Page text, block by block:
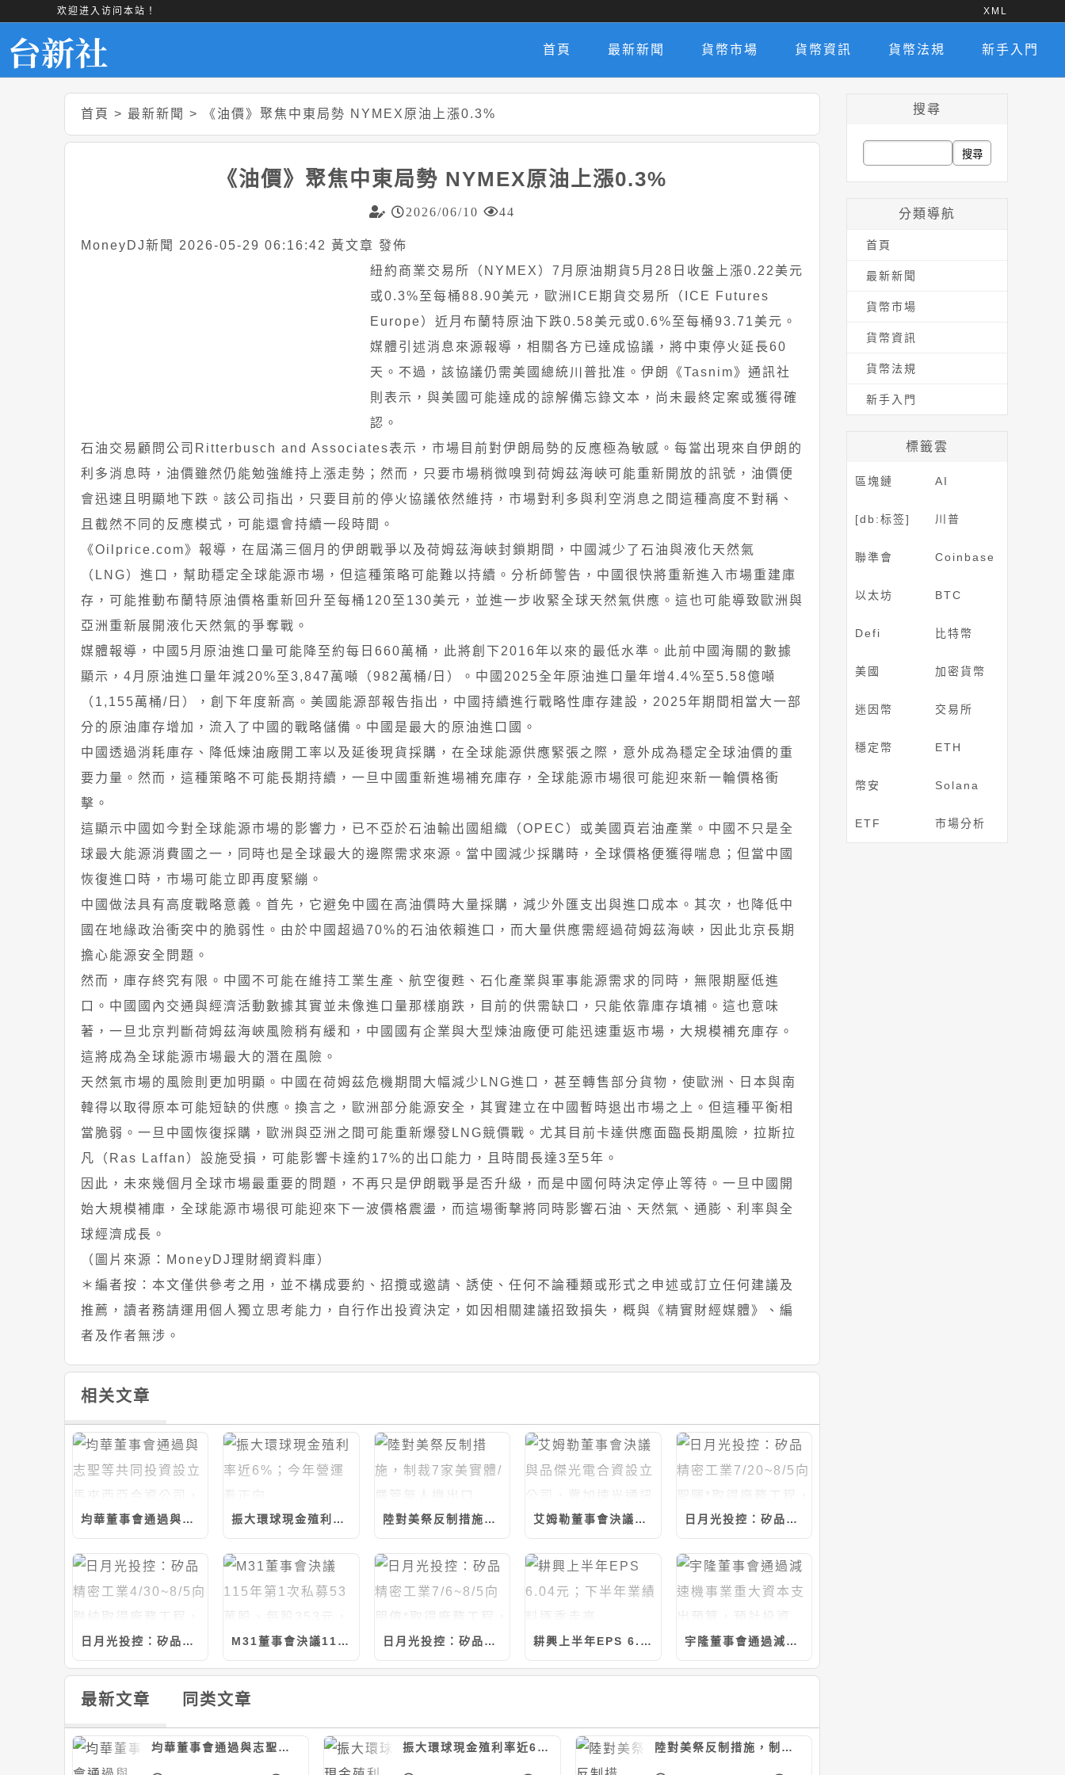
欢迎进入访问本站！ XML
首頁 最新新聞 貨幣市場 貨幣資訊 貨幣法規 新手入門
首頁 > 最新新聞 > 《油價》聚焦中東局勢 NYMEX原油上漲0.3%
《油價》聚焦中東局勢 NYMEX原油上漲0.3%
2026/06/10 44
MoneyDJ新聞 2026-05-29 06:16:42 黃文章 發佈
紐約商業交易所（NYMEX）7月原油期貨5月28日收盤上漲0.22美元
或0.3%至每桶88.90美元，歐洲ICE期貨交易所（ICE Futures
Europe）近月布蘭特原油下跌0.58美元或0.6%至每桶93.71美元。
媒體引述消息來源報導，相關各方已達成協議，將中東停火延長60
天。不過，該協議仍需美國總統川普批准。伊朗《Tasnim》通訊社
則表示，與美國可能達成的諒解備忘錄文本，尚未最終定案或獲得確
認。
石油交易顧問公司Ritterbusch and Associates表示，市場目前對伊朗局勢的反應極為敏感。每當出現來自伊朗的
利多消息時，油價雖然仍能勉強維持上漲走勢；然而，只要市場稍微嗅到荷姆茲海峽可能重新開放的訊號，油價便
會迅速且明顯地下跌。該公司指出，只要目前的停火協議依然維持，市場對利多與利空消息之間這種高度不對稱、
且截然不同的反應模式，可能還會持續一段時間。
《Oilprice.com》報導，在屆滿三個月的伊朗戰爭以及荷姆茲海峽封鎖期間，中國減少了石油與液化天然氣
（LNG）進口，幫助穩定全球能源市場，但這種策略可能難以持續。分析師警告，中國很快將重新進入市場重建庫
存，可能推動布蘭特原油價格重新回升至每桶120至130美元，並進一步收緊全球天然氣供應。這也可能導致歐洲與
亞洲重新展開液化天然氣的爭奪戰。
媒體報導，中國5月原油進口量可能降至約每日660萬桶，此將創下2016年以來的最低水準。此前中國海關的數據
顯示，4月原油進口量年減20%至3,847萬噸（982萬桶/日）。中國2025全年原油進口量年增4.4%至5.58億噸
（1,155萬桶/日），創下年度新高。美國能源部報告指出，中國持續進行戰略性庫存建設，2025年期間相當大一部
分的原油庫存增加，流入了中國的戰略儲備。中國是最大的原油進口國。
中國透過消耗庫存、降低煉油廠開工率以及延後現貨採購，在全球能源供應緊張之際，意外成為穩定全球油價的重
要力量。然而，這種策略不可能長期持續，一旦中國重新進場補充庫存，全球能源市場很可能迎來新一輪價格衝
擊。
這顯示中國如今對全球能源市場的影響力，已不亞於石油輸出國組織（OPEC）或美國頁岩油產業。中國不只是全
球最大能源消費國之一，同時也是全球最大的邊際需求來源。當中國減少採購時，全球價格便獲得喘息；但當中國
恢復進口時，市場可能立即再度緊繃。
中國做法具有高度戰略意義。首先，它避免中國在高油價時大量採購，減少外匯支出與進口成本。其次，也降低中
國在地緣政治衝突中的脆弱性。由於中國超過70%的石油依賴進口，而大量供應需經過荷姆茲海峽，因此北京長期
擔心能源安全問題。
然而，庫存終究有限。中國不可能在維持工業生產、航空復甦、石化產業與軍事能源需求的同時，無限期壓低進
口。中國國內交通與經濟活動數據其實並未像進口量那樣崩跌，目前的供需缺口，只能依靠庫存填補。這也意味
著，一旦北京判斷荷姆茲海峽風險稍有緩和，中國國有企業與大型煉油廠便可能迅速重返市場，大規模補充庫存。
這將成為全球能源市場最大的潛在風險。
天然氣市場的風險則更加明顯。中國在荷姆茲危機期間大幅減少LNG進口，甚至轉售部分貨物，使歐洲、日本與南
韓得以取得原本可能短缺的供應。換言之，歐洲部分能源安全，其實建立在中國暫時退出市場之上。但這種平衡相
當脆弱。一旦中國恢復採購，歐洲與亞洲之間可能重新爆發LNG競價戰。尤其目前卡達供應面臨長期風險，拉斯拉
凡（Ras Laffan）設施受損，可能影響卡達約17%的出口能力，且時間長達3至5年。
因此，未來幾個月全球市場最重要的問題，不再只是伊朗戰爭是否升級，而是中國何時決定停止等待。一旦中國開
始大規模補庫，全球能源市場很可能迎來下一波價格震盪，而這場衝擊將同時影響石油、天然氣、通膨、利率與全
球經濟成長。
（圖片來源：MoneyDJ理財網資料庫）
＊編者按：本文僅供參考之用，並不構成要約、招攬或邀請、誘使、任何不論種類或形式之申述或訂立任何建議及
推薦，讀者務請運用個人獨立思考能力，自行作出投資決定，如因相關建議招致損失，概與《精實財經媒體》、編
者及作者無涉。
相关文章
均華董事會通過與志聖等共同投資設立馬來西亞合資公司，計280萬美元/持股20% 振大環球現金殖利率近6%；今年營運看正向 陸對美祭反制措施，制裁7家美實體/嚴管無人機出口 艾姆勒董事會決議與品傑光電合資設立公司，冀加速光通訊產品發展 日月光投控：矽品精密工業7/20~8/5向聖暉*取得廠務工程，計約20.46億元
日月光投控：矽品精密工業4/30~8/5向聯純取得廠務工程，計約9.37億元 M31董事會決議115年第1次私募53萬股、每股353元，應募人信驊 日月光投控：矽品精密工業7/6~8/5向朋億*取得廠務工程，計約7.14億元 耕興上半年EPS 6.04元；下半年業績料逐季走高 宇隆董事會通過減速機事業重大資本支出預算，預計投資5.21億元
最新文章 同类文章
均華董事會通過與志聖等共同投資設立馬來西亞合資公司，計280萬美元/持股20% 振大環球現金殖利率近6%；今年營運看正向 陸對美祭反制措施，制裁7家美實體/嚴管無人機出口
搜尋
字:
分類導航
首頁
最新新聞
貨幣市場
貨幣資訊
貨幣法規
新手入門
標籤雲
區塊鏈 AI
[db:标签] 川普
聯準會 Coinbase
以太坊 BTC
Defi 比特幣
美國 加密貨幣
迷因幣 交易所
穩定幣 ETH
幣安 Solana
ETF 市場分析